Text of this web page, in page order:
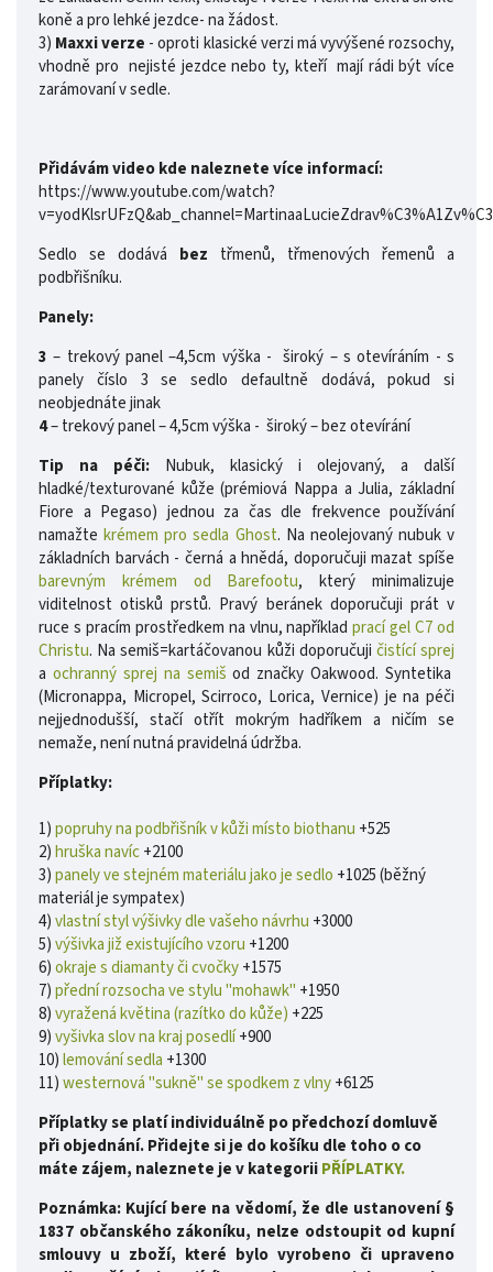
koně a pro lehké jezdce- na žádost.
3) Maxxi verze - oproti klasické verzi má vyvýšené rozsochy,
vhodně pro nejisté jezdce nebo ty, kteří mají rádi být více
zarámovaní v sedle.
Přidávám video kde naleznete více informací:
https://www.youtube.com/watch?
Sedlo se dodává bez třmenů, třmenových řemenů a
podbřišníku.
Panely:
3 – trekový panel –4,5cm výška - široký – s otevíráním - s
panely číslo 3 se sedlo defaultně dodává, pokud si
neobjednáte jinak
4– trekový panel – 4,5cm výška - široký – bez otevírání
Tip na péči: Nubuk, klasický i olejovaný, a další
hladké/texturované kůže (prémiová Nappa a Julia, základní
Fiore a Pegaso) jednou za čas dle frekvence používání
namažtekrémem pro sedla Ghost. Na neolejovaný nubuk v
základních barvách - černá a hnědá, doporučuji mazat spíše
barevným krémem od Barefootu, který minimalizuje
viditelnost otisků prstů. Pravý beránek doporučuji prát v
ruce s pracím prostředkem na vlnu, napříkladprací gel C7 od
Christu. Na semiš=kartáčovanou kůži doporučuji čistící sprej
a ochranný sprej na semiš od značky Oakwood. Syntetika
(Micronappa, Micropel, Scirroco, Lorica, Vernice) je na péči
nejjednodušší, stačí otřít mokrým hadříkem a ničím se
nemaže, není nutná pravidelná údržba.
Příplatky:
1)popruhy na podbřišník v kůži místo biothanu +525
2)hruška navíc+2100
3)panely ve stejném materiálu jako je sedlo +1025 (běžný
materiál je sympatex)
4)vlastní styl výšivky dle vašeho návrhu +3000
5)výšivka již existujícího vzoru +1200
6)okraje s diamanty či cvočky+1575
7)přední rozsocha ve stylu "mohawk" +1950
8)vyražená květina (razítko do kůže) +225
9)vyšivka slov na kraj posedlí+900
10)lemování sedla +1300
11)westernová "sukně" se spodkem z vlny+6125
Příplatky se platí individuálně po předchozí domluvě
při objednání. Přidejte si je do košíku dle toho o co
máte zájem, naleznete je v kategoriiPŘÍPLATKY.
Poznámka: Kující bere na vědomí, že dle ustanovení §
1837 občanského zákoníku, nelze odstoupit od kupní
smlouvy u zboží, které bylo vyrobeno či upraveno